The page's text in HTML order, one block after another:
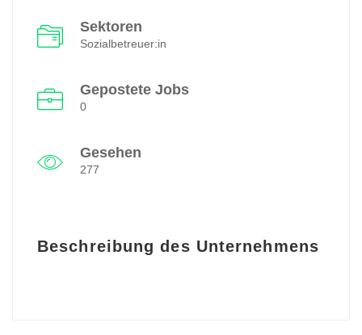
Sektoren
Sozialbetreuer:in
Gepostete Jobs
0
Gesehen
277
Beschreibung des Unternehmens